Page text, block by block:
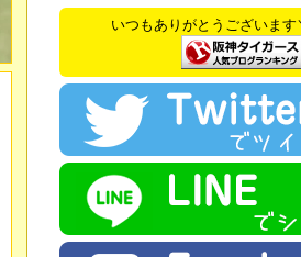
いつもありがとうございます